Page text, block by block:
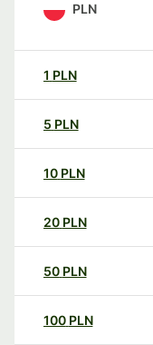
PLN
1 PLN
5 PLN
10 PLN
20 PLN
50 PLN
100 PLN